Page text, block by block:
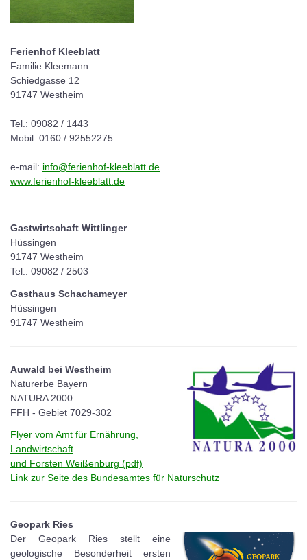
Ferienhof Kleeblatt
Familie Kleemann
Schiedgasse 12
91747 Westheim
Tel.: 09082 / 1443
Mobil: 0160 / 92552275
e-mail: info@ferienhof-kleeblatt.de
www.ferienhof-kleeblatt.de
Gastwirtschaft Wittlinger
Hüssingen
91747 Westheim
Tel.: 09082 / 2503
Gasthaus Schachameyer
Hüssingen
91747 Westheim
Auwald bei Westheim
Naturerbe Bayern
NATURA 2000
FFH - Gebiet 7029-302
Flyer vom Amt für Ernährung,
Landwirtschaft
und Forsten Weißenburg (pdf)
Link zur Seite des Bundesamtes für Naturschutz
Geopark Ries
Der Geopark Ries stellt eine
geologische Besonderheit ersten